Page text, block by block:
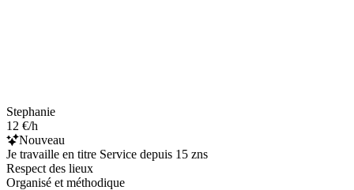
Stephanie
12 €/h
Nouveau
Je travaille en titre Service depuis 15 zns
Respect des lieux
Organisé et méthodique